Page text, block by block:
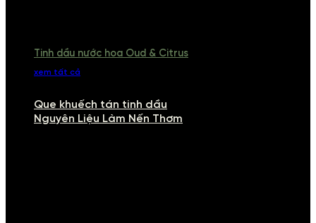
Tinh dầu nước hoa Oud & Citrus
xem tất cả
Que khuếch tán tinh dầu
Nguyên Liệu Làm Nến Thơm